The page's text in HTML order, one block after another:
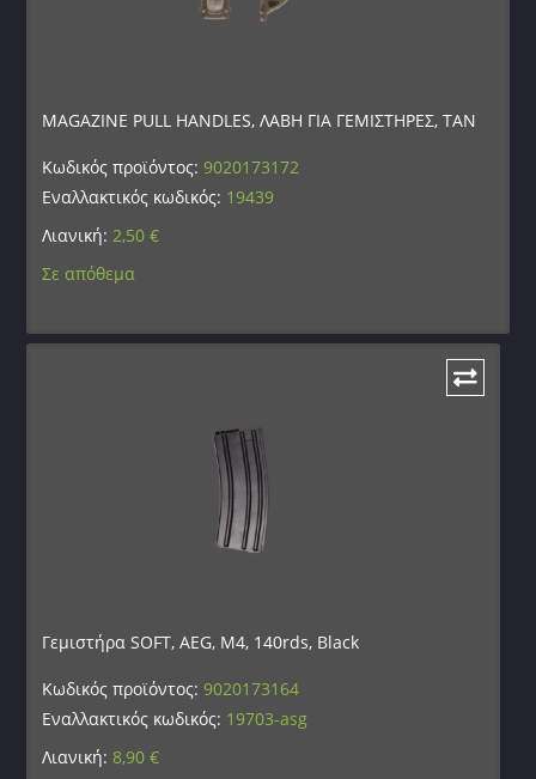
MAGAZINE PULL HANDLES, ΛΑΒΗ ΓΙΑ ΓΕΜΙΣΤΗΡΕΣ, TAN
Κωδικός προϊόντος:9020173172
Εναλλακτικός κωδικός: 19439
Λιανική: 2,50€
Σε απόθεμα
Γεμιστήρα SOFT, AEG, M4, 140rds, Black
Κωδικός προϊόντος:9020173164
Εναλλακτικός κωδικός: 19703-asg
Λιανική:8,90€